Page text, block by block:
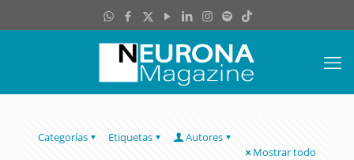
Categorías Etiquetas
Autores
Mostrar todo